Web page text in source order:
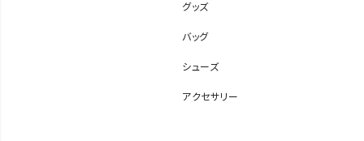
グッズ
バッグ
シューズ
アクセサリー